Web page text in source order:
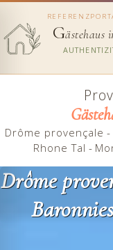
Gästehaus
Drôme provençale -
Rhone Tal -
Drôme